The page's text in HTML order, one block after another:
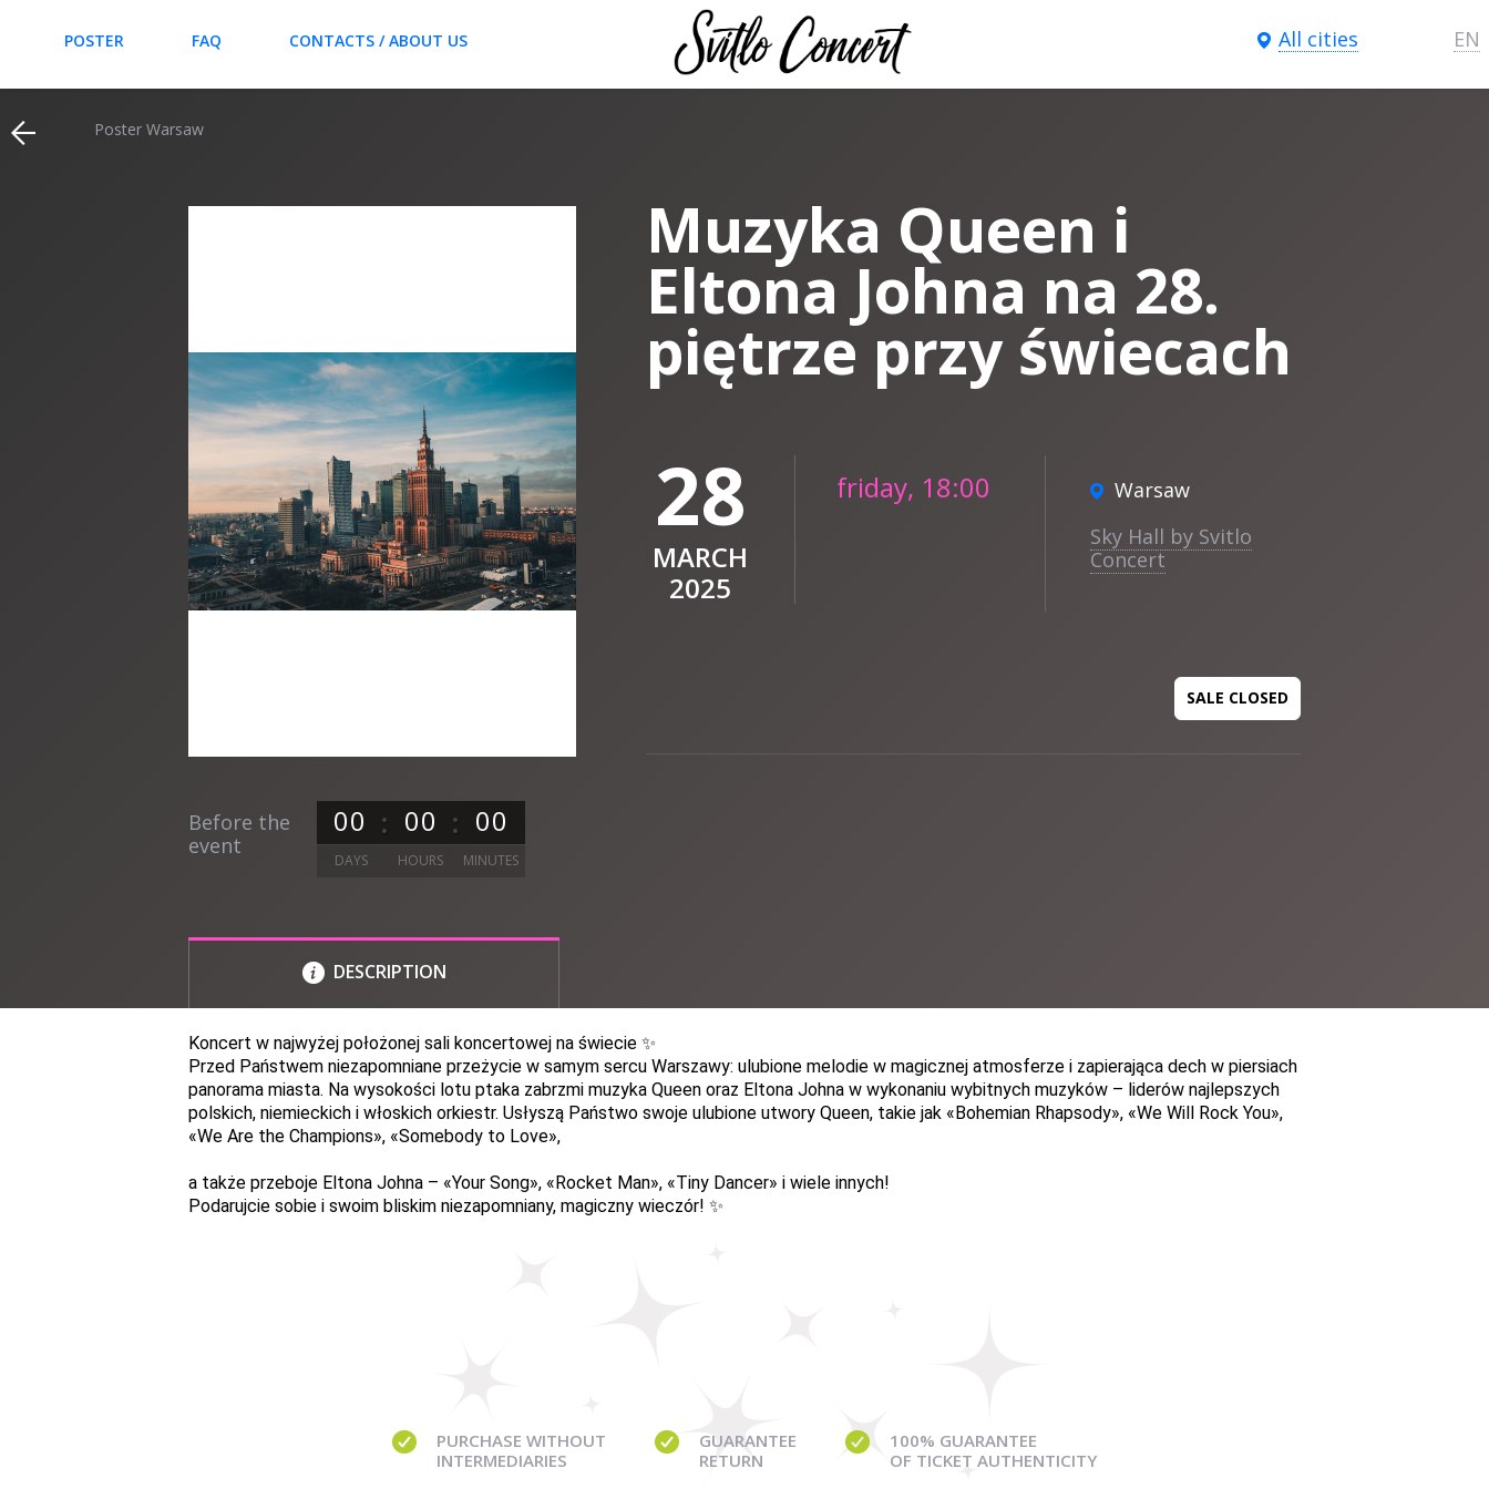
POSTER FAQ CONTACTS / ABOUT US All cities EN
Poster Warsaw
Before the
event
00 00 00
DAYS HOURS MINUTES
Muzyka Queen i
Eltona Johna na 28.
piętrze przy świecach
Warsaw
Sky Hall by Svitlo
Concert
28
MARCH
2025
friday, 18:00
SALE CLOSED
DESCRIPTION
Koncert w najwyżej położonej sali koncertowej na świecie ✨
Przed Państwem niezapomniane przeżycie w samym sercu Warszawy: ulubione melodie w magicznej atmosferze i zapierająca dech w piersiach
panorama miasta. Na wysokości lotu ptaka zabrzmi muzyka Queen oraz Eltona Johna w wykonaniu wybitnych muzyków – liderów najlepszych
polskich, niemieckich i włoskich orkiestr. Usłyszą Państwo swoje ulubione utwory Queen, takie jak «Bohemian Rhapsody», «We Will Rock You»,
«We Are the Champions», «Somebody to Love»,
a także przeboje Eltona Johna – «Your Song», «Rocket Man», «Tiny Dancer» i wiele innych!
Podarujcie sobie i swoim bliskim niezapomniany, magiczny wieczór! ✨
PURCHASE WITHOUT
INTERMEDIARIES
GUARANTEE
RETURN
100% GUARANTEE
OF TICKET AUTHENTICITY